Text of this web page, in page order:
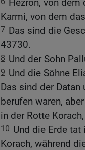
Karmi, von dem
7 Das sind die
43730.
8 Und der Sohn
9 Und die Söhne
Das sind der
berufen waren,
in der Rotte
10 Und die Erde
Korach, während